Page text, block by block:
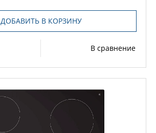
ДОБАВИТЬ В КОРЗИНУ
В сравнение